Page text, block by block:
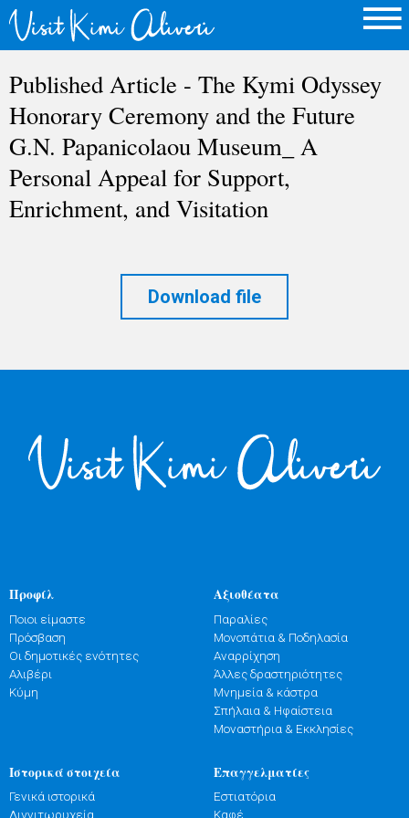
Published Article - The Kymi Odyssey
Honorary Ceremony and the Future
G.N. Papanicolaou Museum_ A
Personal Appeal for Support,
Enrichment, and Visitation
Download file
Προφίλ
Ποιοι είμαστε
Πρόσβαση
Οι δημοτικές ενότητες
Αλιβέρι
Κύμη
Αξιοθέατα
Παραλίες
Μονοπάτια & Ποδηλασία
Αναρρίχηση
Άλλες δραστηριότητες
Μνημεία & κάστρα
Σπήλαια & Ηφαίστεια
Μοναστήρια & Εκκλησίες
Ιστορικά στοιχεία
Γενικά ιστορικά
Λιγνιτωρυχεία
Επαγγελματίες
Εστιατόρια
Καφέ